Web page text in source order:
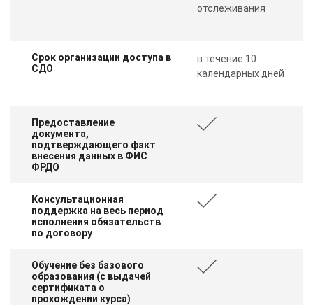
отслеживания
Срок организации доступа в
СДО
в течение 10
календарных дней
Предоставление
документа,
подтверждающего факт
внесения данных в ФИС
ФРДО
Консультационная
поддержка на весь период
исполнения обязательств
по договору
Обучение без базового
образования (с выдачей
сертификата о
прохождении курса)